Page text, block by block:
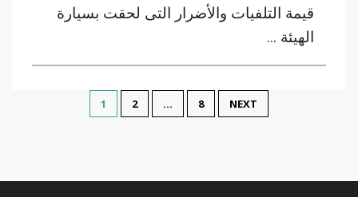
قيمة التلفيات والأضرار التى لحقت بسيارة
الهيئة ...
1 2 … 8 NEXT